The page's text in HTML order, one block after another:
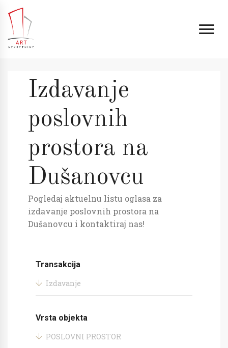
Izdavanje
poslovnih
prostora na
Dušanovcu
Pogledaj aktuelnu listu oglasa za
izdavanje poslovnih prostora na
Dušanovcu i kontaktiraj nas!
Transakcija
Izdavanje
Vrsta objekta
POSLOVNI PROSTOR